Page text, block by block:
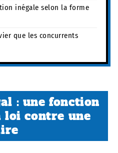
inégale selon la forme
que les concurrents
: une fonction
loi contre une